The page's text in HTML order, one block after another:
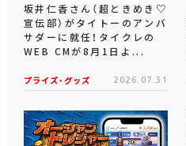
坂井仁香さん（超ときめき♡
宣伝部）がタイトーのアンバ
サダーに就任！タイクレの
WEB CMが8月1日よ...
プライズ・グッズ 2026.07.31